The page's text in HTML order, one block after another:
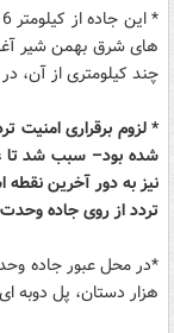
های شرق بهمن شیر
چند کیلومتری از آن،
* لزوم برقراری امنیت
شده بود– سبب شد تا
نیز به دور آخرین نقطه
تردد از روی جاده
*در محل عبور جاده
هزار دستان، پل دوبه ای به طول 250 متر